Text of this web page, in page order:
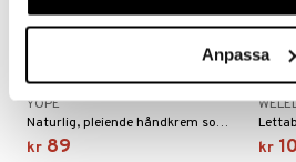
Anpassa
Raspberry Hand Cream
YOPE
Naturlig, pleiende håndkrem som dufter av frisk mandarin og søte bringebær.
kr 89 kr